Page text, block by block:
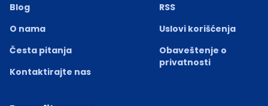
Blog
O nama
Česta pitanja
Kontaktirajte nas
RSS
Uslovi korišćenja
Obaveštenje o
privatnosti